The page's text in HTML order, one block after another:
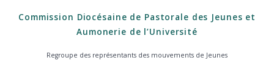
Commission Diocésaine de Pastorale des Jeunes et
Aumonerie de l’Université
Regroupe des représentants des mouvements de Jeunes